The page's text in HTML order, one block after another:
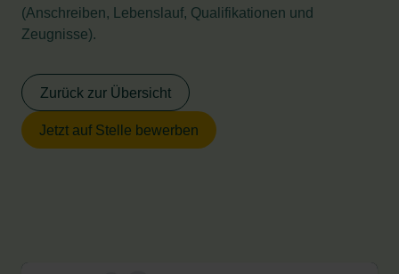
(Anschreiben, Lebenslauf, Qualifikationen und
Zeugnisse).
Zurück zur Übersicht
Jetzt auf Stelle bewerben